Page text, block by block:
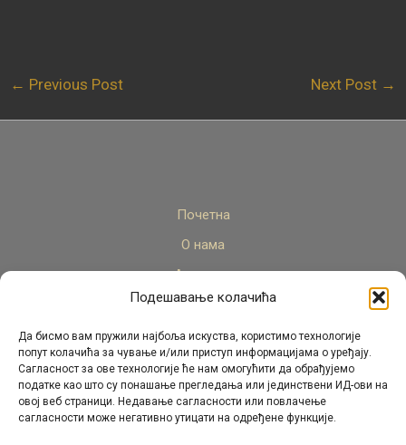
Подешавање колачића
Да бисмо вам пружили најбоља искуства, користимо технологије
попут колачића за чување и/или приступ информацијама о уређају.
Сагласност за ове технологије ће нам омогућити да обрађујемо
податке као што су понашање прегледања или јединствени ИД-ови на
овој веб страници. Недавање сагласности или повлачење
сагласности може негативно утицати на одређене функције.
← Previous Post Next Post →
Почетна
О нама
Актуелно
Стручни кадар
Пројекти
Архива
Контакт